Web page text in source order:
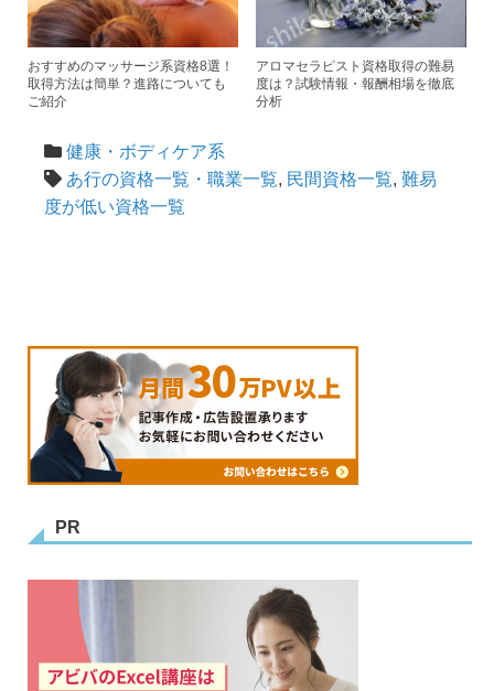
おすすめのマッサージ系資格8選！
取得方法は簡単？進路についても
ご紹介
アロマセラピスト資格取得の難易
度は？試験情報・報酬相場を徹底
分析
健康・ボディケア系
あ行の資格一覧・職業一覧, 民間資格一覧, 難易
度が低い資格一覧
PR